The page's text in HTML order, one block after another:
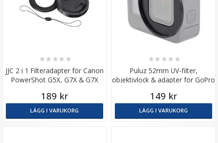
JJC 2 i 1 Filteradapter för Canon
PowerShot G5X, G7X & G7X
★★ ★★ ★
189 kr
LÄGG I VARUKORG
Puluz 52mm UV-filter,
objektivlock & adapter för GoPro
★★ ★★ ★
149 kr
LÄGG I VARUKORG